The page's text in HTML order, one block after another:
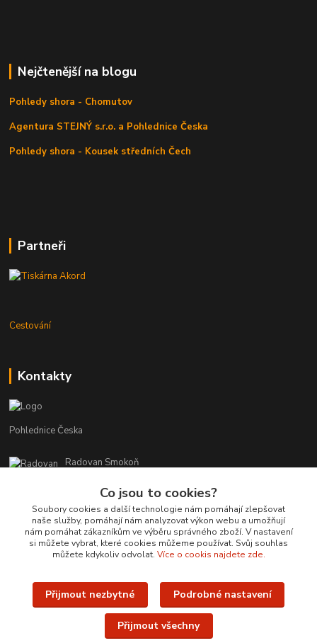
Nejčtenější na blogu
Pohledy shora - Chomutov
Agentura STEJNÝ s.r.o. a Pohlednice Česka
Pohledy shora - Kousek středních Čech
Partneři
Cestování
Kontakty
Pohlednice Česka
Radovan Smokoň
r.smokon@pohlednicecr.cz
Upravit sběr cookies.
Co jsou to cookies?
Soubory cookies a další technologie nám pomáhají zlepšovat
naše služby, pomáhají nám analyzovat výkon webu a umožňují
nám pomáhat zákazníkům ve výběru správného zboží. V nastavení
si můžete vybrat, které cookies můžeme používat. Svůj souhlas
můžete kdykoliv odvolat. Více o cookis najdete zde.
Přijmout nezbytné Podrobné nastavení
Přijmout všechny